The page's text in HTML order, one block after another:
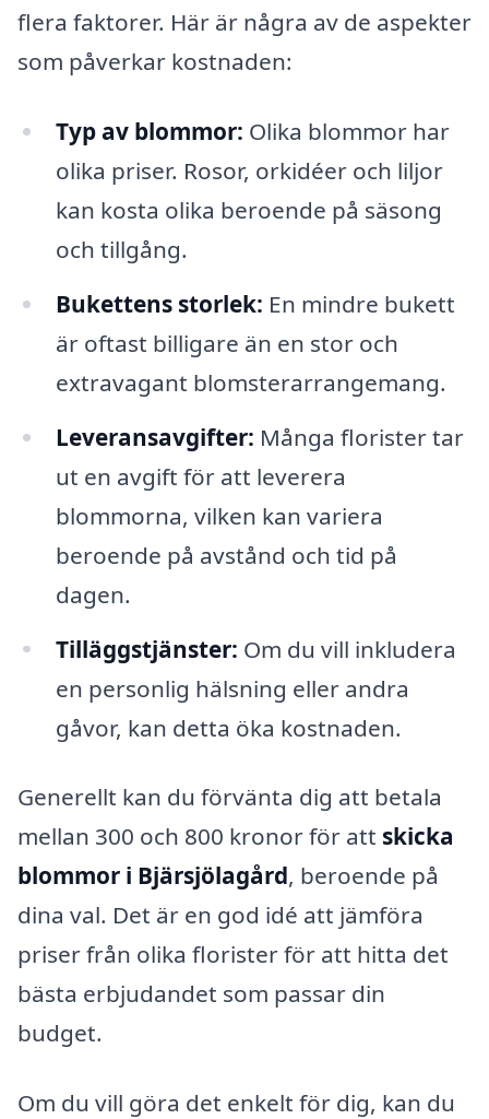
flera faktorer. Här är några av de aspekter
som påverkar kostnaden:
Typ av blommor: Olika blommor har
olika priser. Rosor, orkidéer och liljor
kan kosta olika beroende på säsong
och tillgång.
Bukettens storlek: En mindre bukett
är oftast billigare än en stor och
extravagant blomsterarrangemang.
Leveransavgifter: Många florister tar
ut en avgift för att leverera
blommorna, vilken kan variera
beroende på avstånd och tid på
dagen.
Tilläggstjänster: Om du vill inkludera
en personlig hälsning eller andra
gåvor, kan detta öka kostnaden.
Generellt kan du förvänta dig att betala
mellan 300 och 800 kronor för att skicka
blommor i Bjärsjölagård, beroende på
dina val. Det är en god idé att jämföra
priser från olika florister för att hitta det
bästa erbjudandet som passar din
budget.
Om du vill göra det enkelt för dig, kan du